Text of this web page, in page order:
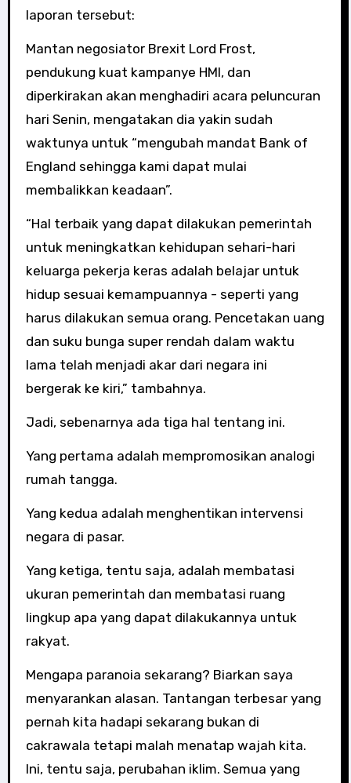
laporan tersebut:
Mantan negosiator Brexit Lord Frost,
pendukung kuat kampanye HMI, dan
diperkirakan akan menghadiri acara peluncuran
hari Senin, mengatakan dia yakin sudah
waktunya untuk “mengubah mandat Bank of
England sehingga kami dapat mulai
membalikkan keadaan”.
“Hal terbaik yang dapat dilakukan pemerintah
untuk meningkatkan kehidupan sehari-hari
keluarga pekerja keras adalah belajar untuk
hidup sesuai kemampuannya - seperti yang
harus dilakukan semua orang. Pencetakan uang
dan suku bunga super rendah dalam waktu
lama telah menjadi akar dari negara ini
bergerak ke kiri,” tambahnya.
Jadi, sebenarnya ada tiga hal tentang ini.
Yang pertama adalah mempromosikan analogi
rumah tangga.
Yang kedua adalah menghentikan intervensi
negara di pasar.
Yang ketiga, tentu saja, adalah membatasi
ukuran pemerintah dan membatasi ruang
lingkup apa yang dapat dilakukannya untuk
rakyat.
Mengapa paranoia sekarang? Biarkan saya
menyarankan alasan. Tantangan terbesar yang
pernah kita hadapi sekarang bukan di
cakrawala tetapi malah menatap wajah kita.
Ini, tentu saja, perubahan iklim. Semua yang